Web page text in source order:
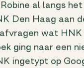
al langs
Den Haag aan
wat HNK
ging naar een
ingetypt op